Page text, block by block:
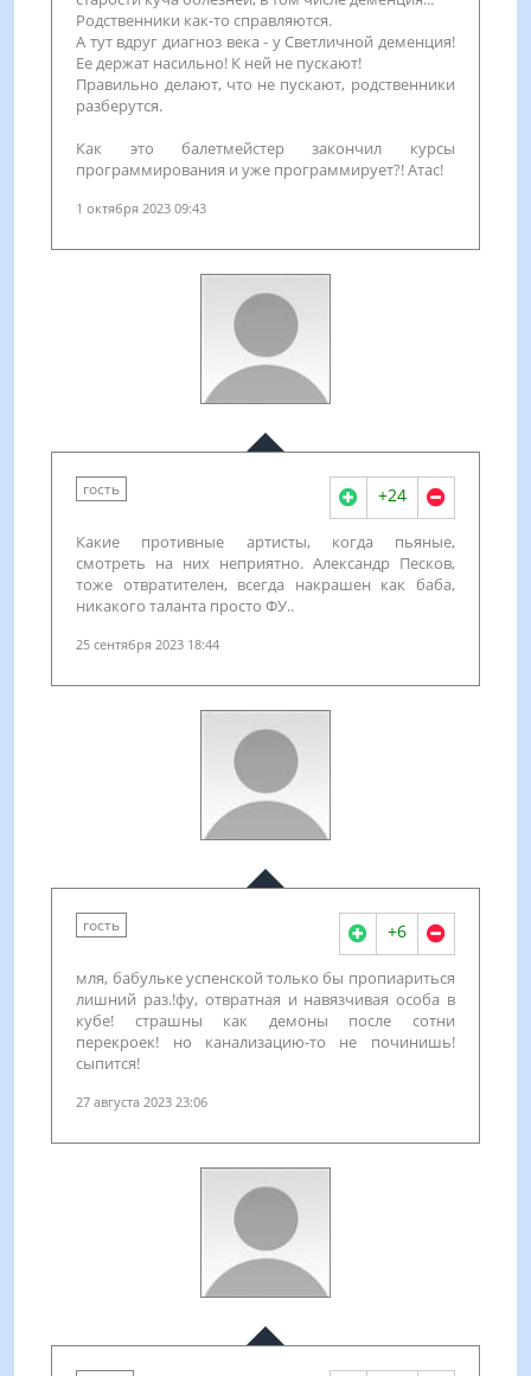
Родственники как-то справляются.
А тут вдруг диагноз века - у Светличной деменция!
Ее держат насильно! К ней не пускают!
Правильно делают, что не пускают, родственники
разберутся.
Как это балетмейстер закончил курсы
программирования и уже программирует?! Атас!
1 октября 2023 09:43
гость +24
Какие противные артисты, когда пьяные,
смотреть на них неприятно. Александр Песков,
тоже отвратителен, всегда накрашен как баба,
никакого таланта просто ФУ..
25 сентября 2023 18:44
гость +6
мля, бабульке успенской только бы пропиариться
лишний раз.!фу, отвратная и навязчивая особа в
кубе! страшны как демоны после сотни
перекроек! но канализацию-то не починишь!
сыпится!
27 августа 2023 23:06